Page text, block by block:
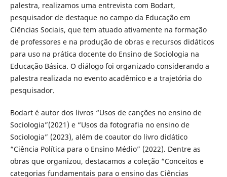
palestra, realizamos uma entrevista com Bodart,
pesquisador de destaque no campo da Educação em
Ciências Sociais, que tem atuado ativamente na formação
de professores e na produção de obras e recursos didáticos
para uso na prática docente do Ensino de Sociologia na
Educação Básica. O diálogo foi organizado considerando a
palestra realizada no evento acadêmico e a trajetória do
pesquisador.
Bodart é autor dos livros “Usos de canções no ensino de
Sociologia”(2021) e “Usos da fotografia no ensino de
Sociologia” (2023), além de coautor do livro didático
“Ciência Política para o Ensino Médio” (2022). Dentre as
obras que organizou, destacamos a coleção “Conceitos e
categorias fundamentais para o ensino das Ciências